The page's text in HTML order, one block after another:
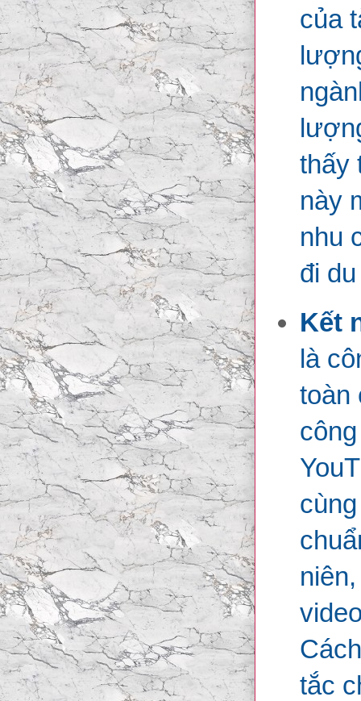
của
thấy
này
nhu
đi
Kết
là
toàn
tắc